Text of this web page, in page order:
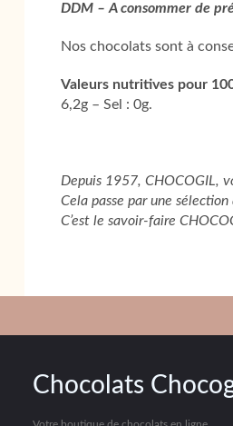
DDM – A consommer de
Nos chocolats sont à
Valeurs nutritives pour
6,2g – Sel : 0g.
Depuis 1957, CHOCOGIL,
Cela passe par une
C’est le savoir-faire
Chocolats